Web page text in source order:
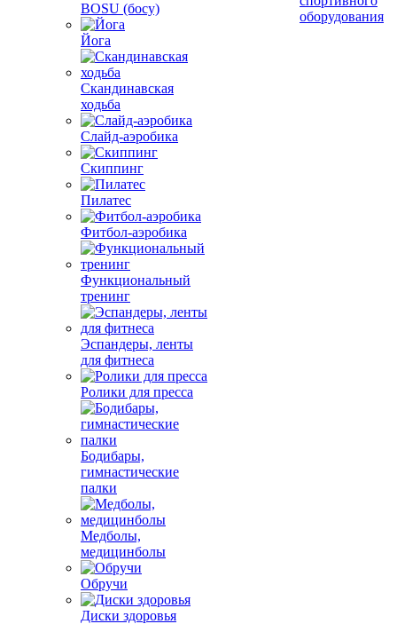
BOSU (босу)
Йога
Скандинавская
ходьба
Слайд-аэробика
Скиппинг
Пилатес
Фитбол-аэробика
Функциональный
тренинг
Эспандеры, ленты
для фитнеса
Ролики для пресса
Бодибары,
гимнастические
палки
Медболы,
медицинболы
Обручи
Диски здоровья
оборудования